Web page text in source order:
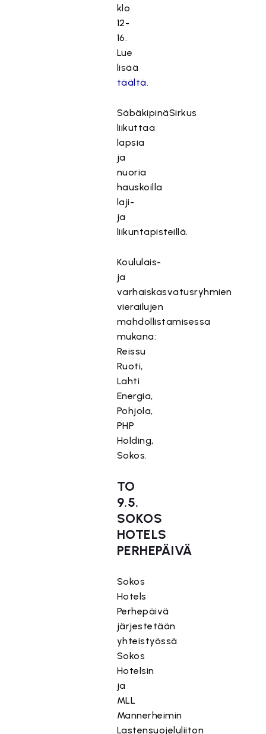
klo
12-
16.
Lue
lisää
täältä.
SäbäkipinäSirkus
liikuttaa
lapsia
ja
nuoria
hauskoilla
laji-
ja
liikuntapisteillä.
Koululais-
ja
varhaiskasvatusryhmien
vierailujen
mahdollistamisessa
mukana:
Reissu
Ruoti,
Lahti
Energia,
Pohjola,
PHP
Holding,
Sokos.
TO
9.5.
SOKOS
HOTELS
PERHEPÄIVÄ
Sokos
Hotels
Perhepäivä
järjestetään
yhteistyössä
Sokos
Hotelsin
ja
MLL
Mannerheimin
Lastensuojeluliiton